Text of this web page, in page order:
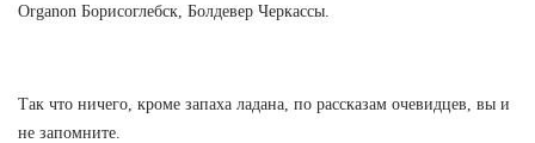
Organon Борисоглебск, Болдевер Черкассы.
Так что ничего, кроме запаха ладана, по рассказам очевидцев, вы и
не запомните.